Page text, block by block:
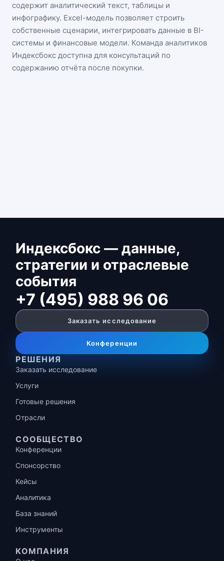
содержит аналитический текст, таблицы и
инфографику. Excel-модель позволяет строить
собственные сценарии, интегрировать данные в BI-
системы и финансовые модели. Команда аналитиков
Индексбокс доступна для консультаций по
содержанию отчёта после покупки.
Индексбокс — данные,
стратегии и отраслевые
события
+7 (495) 988 96 06
Заказать исследование
Конференции
РЕШЕНИЯ
Заказать исследование
Услуги
Готовые решения
Отрасли
СООБЩЕСТВО
Конференции
Спонсорство
Кейсы
Аналитика
База знаний
Инструменты
КОМПАНИЯ